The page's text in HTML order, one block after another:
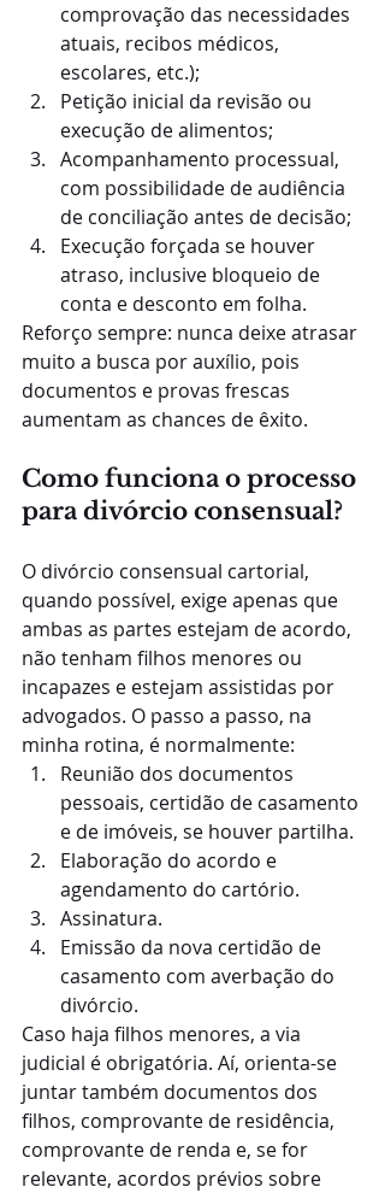
comprovação das necessidades
atuais, recibos médicos,
escolares, etc.);
Petição inicial da revisão ou
execução de alimentos;
Acompanhamento processual,
com possibilidade de audiência
de conciliação antes de decisão;
Execução forçada se houver
atraso, inclusive bloqueio de
conta e desconto em folha.
Reforço sempre: nunca deixe atrasar
muito a busca por auxílio, pois
documentos e provas frescas
aumentam as chances de êxito.
Como funciona o processo
para divórcio consensual?
O divórcio consensual cartorial,
quando possível, exige apenas que
ambas as partes estejam de acordo,
não tenham filhos menores ou
incapazes e estejam assistidas por
advogados. O passo a passo, na
minha rotina, é normalmente:
Reunião dos documentos
pessoais, certidão de casamento
e de imóveis, se houver partilha.
Elaboração do acordo e
agendamento do cartório.
Assinatura.
Emissão da nova certidão de
casamento com averbação do
divórcio.
Caso haja filhos menores, a via
judicial é obrigatória. Aí, orienta-se
juntar também documentos dos
filhos, comprovante de residência,
comprovante de renda e, se for
relevante, acordos prévios sobre